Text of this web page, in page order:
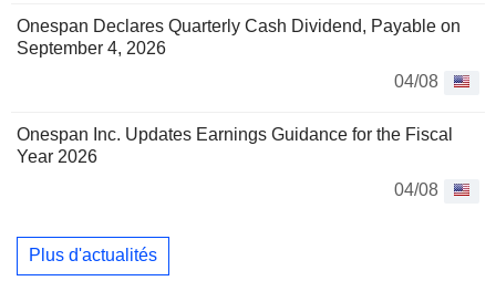
Onespan Declares Quarterly Cash Dividend, Payable on
September 4, 2026
04/08
Onespan Inc. Updates Earnings Guidance for the Fiscal
Year 2026
04/08
Plus d'actualités